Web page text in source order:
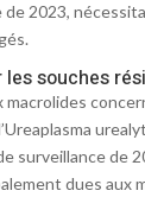
de 2023,
souches
macrolides
surveillance de
dues aux